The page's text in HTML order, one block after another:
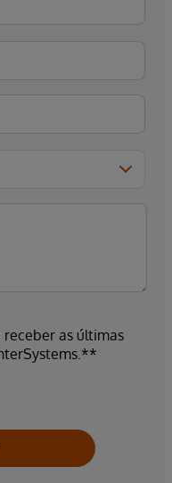
receber as últimas